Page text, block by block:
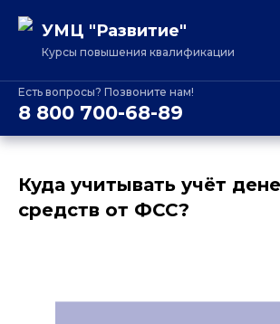
УМЦ "Развитие"
Курсы повышения квалификации
Есть вопросы? Позвоните нам!
8 800 700-68-89
Куда учитывать учёт
средств от ФСС?